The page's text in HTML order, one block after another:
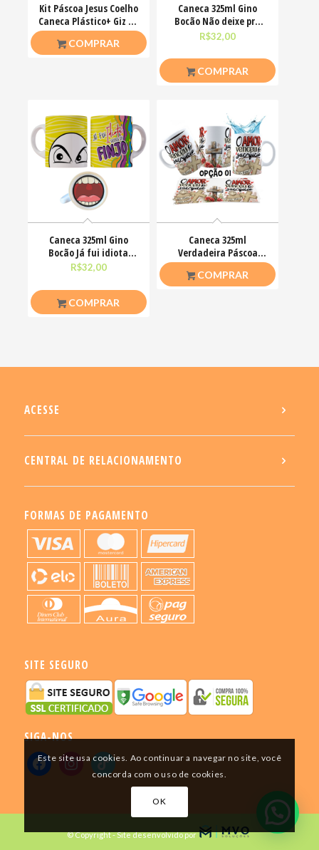
Kit Páscoa Jesus Coelho
Caneca Plástico+ Giz De
Cera Colorir
COMPRAR
Caneca 325ml Gino
Bocão Não deixe pra
amanhã o foda-se que
R$32,00
COMPRAR
Caneca 325ml Gino
Bocão Já fui idiota
agora só finjo Meme
R$32,00
COMPRAR
Caneca 325ml
Verdadeira Páscoa
Jesus Cristo O amor
venceu
COMPRAR
ACESSE
CENTRAL DE RELACIONAMENTO
FORMAS DE PAGAMENTO
SITE SEGURO
SIGA-NOS
© Copyright - Site desenvolvido por
Este site usa cookies. Ao continuar a navegar no site, você
concorda com o uso de cookies.
OK